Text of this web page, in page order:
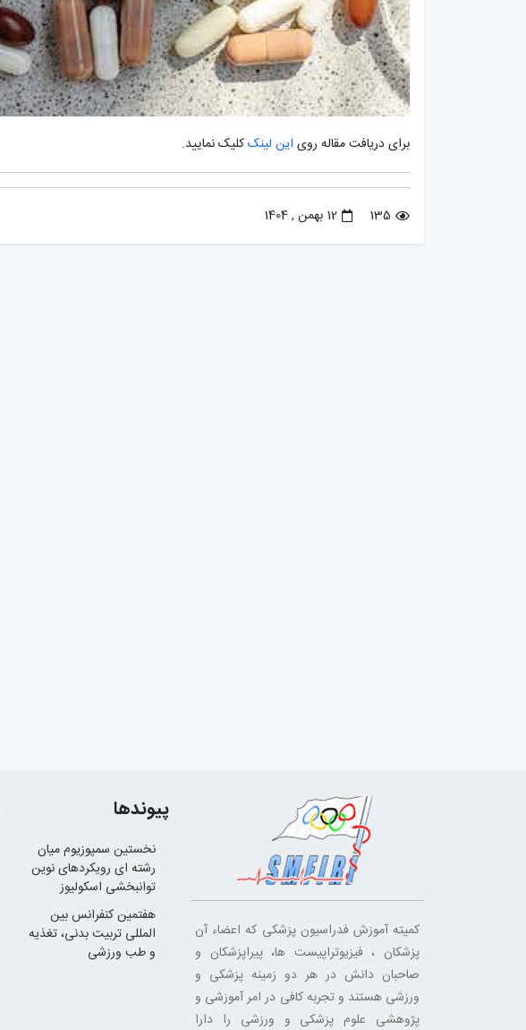
برای دریافت مقاله روی این لینککلیک نمایید.
135 12 بهمن , 1404
کمیته آموزش فدراسیون پزشکی که اعضاء آن
پزشکان ، فیزیوتراپیست ها، پیراپزشکان و
صاحبان دانش در هر دو زمینه پزشکی و
ورزشی هستند و تجربه کافی در امر آموزشی و
پژوهشی علوم پزشکی و ورزشی را دارا
پیوندها
نخستین سمپوزیوم میان
رشته ای رویکردهای نوین
توانبخشی اسکولیوز
هفتمین کنفرانس بین
المللی تربیت بدنی، تغذیه
و طب ورزشی